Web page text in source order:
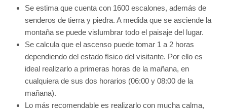
Se estima que cuenta con 1600 escalones, además de
senderos de tierra y piedra. A medida que se asciende la
montaña se puede vislumbrar todo el paisaje del lugar.
Se calcula que el ascenso puede tomar 1 a 2 horas
dependiendo del estado físico del visitante. Por ello es
ideal realizarlo a primeras horas de la mañana, en
cualquiera de sus dos horarios (06:00 y 08:00 de la
mañana).
Lo más recomendable es realizarlo con mucha calma,